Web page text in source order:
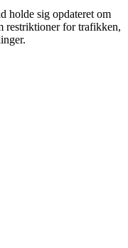
holde sig opdateret om
restriktioner for trafikken,